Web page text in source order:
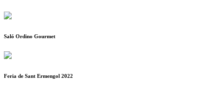
Saló Ordino Gourmet
Feria de Sant Ermengol 2022